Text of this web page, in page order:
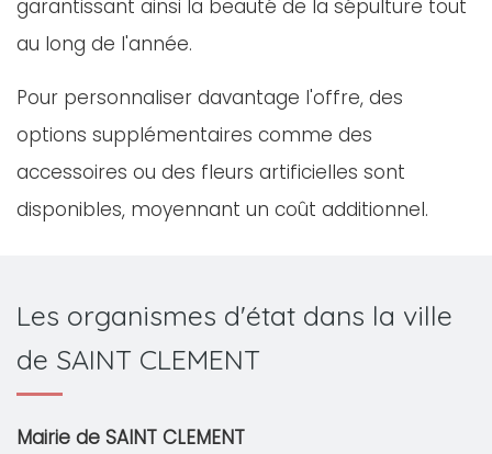
garantissant ainsi la beauté de la sépulture tout
au long de l'année.
Pour personnaliser davantage l'offre, des
options supplémentaires comme des
accessoires ou des fleurs artificielles sont
disponibles, moyennant un coût additionnel.
Les organismes d'état dans la ville
de SAINT CLEMENT
Mairie de SAINT CLEMENT